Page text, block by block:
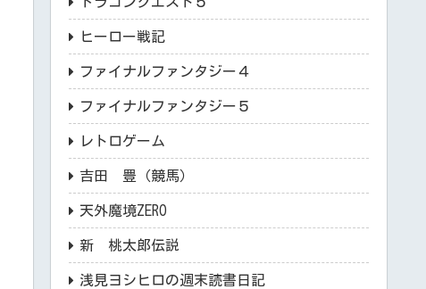
ヒーロー戦記
ファイナルファンタジー４
ファイナルファンタジー５
レトロゲーム
吉田 豊（競馬）
天外魔境ZERO
新 桃太郎伝説
浅見ヨシヒロの週末読書日記